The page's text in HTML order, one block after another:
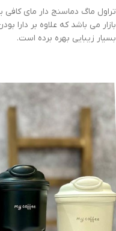
تراول ماگ دماسنج دار مای
بازار می باشد که علاوه بر دارا
بسیار زیبایی بهره برده است.